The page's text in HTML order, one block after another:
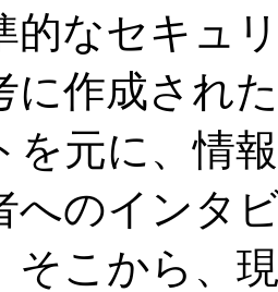
的なセキュ
に作成され
を元に、情
へのインタ
そこから、